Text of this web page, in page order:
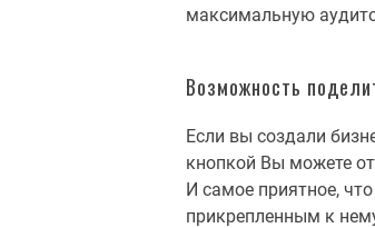
максимальную
Возможность
Если вы создали
кнопкой Вы можете
И самое приятное,
прикрепленным к